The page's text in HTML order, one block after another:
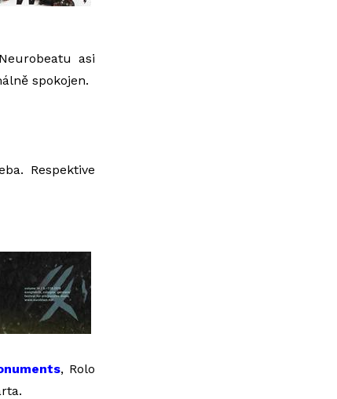
asi
spokojen.
Respektive
, Rolo